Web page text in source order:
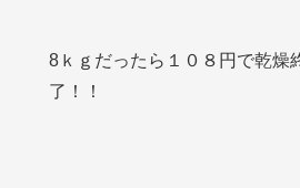
8ｋｇだったら１０８円で乾燥
了！！